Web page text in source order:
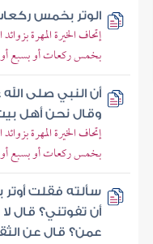
الوتر بخمس
إتحاف الخيرة المهرة
بخمس ركعات أو بسبع
أن النبي صلى
وقال نحن أهل
إتحاف الخيرة المهرة
بخمس ركعات أو بسبع
سألته فقلت أوتر
أن تفوتني؟ قال
عمن؟ قال عن